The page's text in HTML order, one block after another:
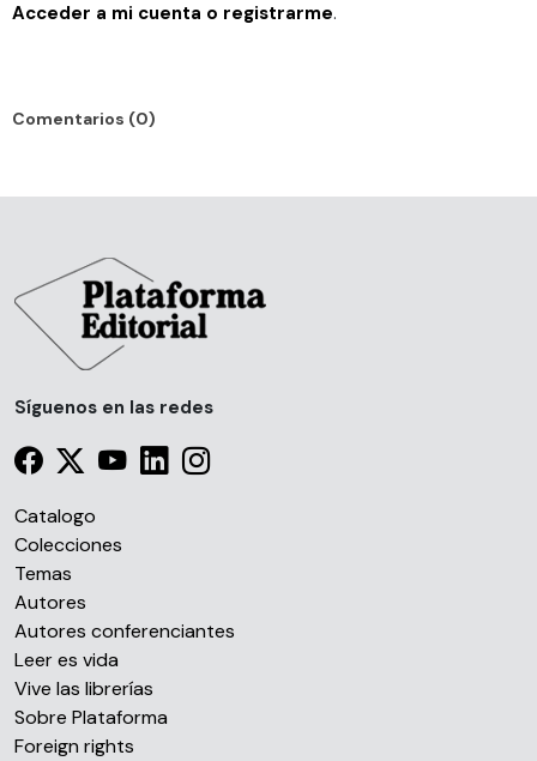
Acceder a mi cuenta o registrarme.
Comentarios (0)
Síguenos en las redes
Catalogo
Colecciones
Temas
Autores
Autores conferenciantes
Leer es vida
Vive las librerías
Sobre Plataforma
Foreign rights